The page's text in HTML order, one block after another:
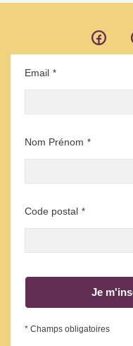
Email *
Nom Prénom *
Code postal *
Je
* Champs obligatoires